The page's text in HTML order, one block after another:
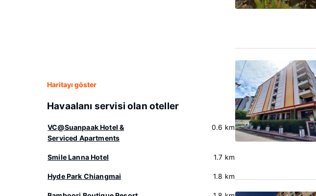
Haritayı göster
Havaalanı servisi olan oteller
VC@Suanpaak Hotel &
Serviced Apartments
0.6 km
Smile Lanna Hotel 1.7 km
Hyde Park Chiangmai 1.8 km